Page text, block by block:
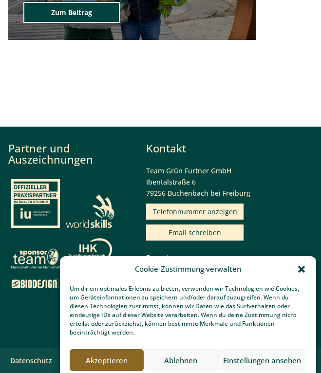
Cookie-Zustimmung verwalten
Um dir ein optimales Erlebnis zu bieten, verwenden wir Technologien wie Cookies,
um Geräteinformationen zu speichern und/oder darauf zuzugreifen. Wenn du
diesen Technologien zustimmst, können wir Daten wie das Surfverhalten oder
eindeutige IDs auf dieser Website verarbeiten. Wenn du deine Zustimmung nicht
erteilst oder zurückziehst, können bestimmte Merkmale und Funktionen
beeinträchtigt werden.
Akzeptieren Ablehnen Einstellungen ansehen
Zum Beitrag
Partner und
Auszeichnungen
Kontakt
Team Grün Furtner GmbH
Ibentalstraße 6
79256 Buchenbach bei Freiburg
Telefonnummer anzeigen
Email schreiben
Bewertungen von
Team Grün Furtner
Google:
4.7 von 5 Punkten in 58
Bewertungen
Datenschutz